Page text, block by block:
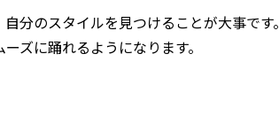
分のスタイルを見つけることが大事です。
ズに踊れるようになります。